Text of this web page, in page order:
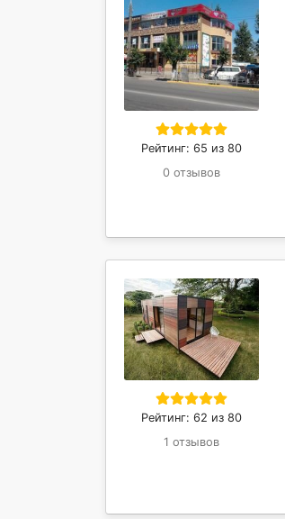
Рейтинг: 65 из 80
0 отзывов
Рейтинг: 62 из 80
1 отзывов